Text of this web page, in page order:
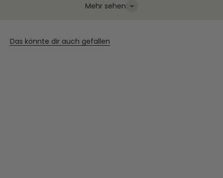
Mehr sehen
Das könnte dir auch gefallen